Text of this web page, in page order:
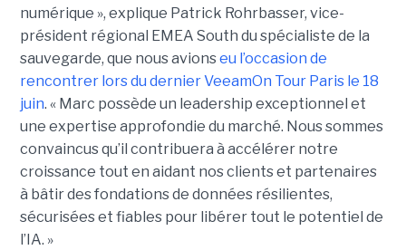
numérique », explique Patrick Rohrbasser, vice-
président régional EMEA South du spécialiste de la
sauvegarde, que nous avionseu l’occasion de
rencontrer lors du dernier VeeamOn Tour Paris le 18
juin. « Marc possède un leadership exceptionnel et
une expertise approfondie du marché. Nous sommes
convaincus qu’il contribuera à accélérer notre
croissance tout en aidant nos clients et partenaires
à bâtir des fondations de données résilientes,
sécurisées et fiables pour libérer tout le potentiel de
l’IA. »